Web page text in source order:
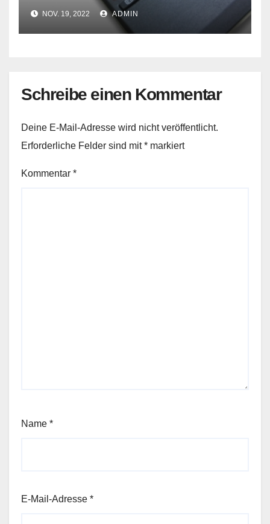
NOV. 19, 2022 ADMIN
Schreibe einen Kommentar
Deine E-Mail-Adresse wird nicht veröffentlicht.
Erforderliche Felder sind mit* markiert
Kommentar *
Name *
E-Mail-Adresse *